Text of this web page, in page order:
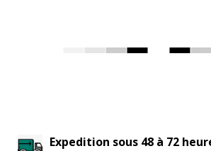
Expedition sous 48 à 72